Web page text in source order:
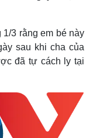
3 rằng em bé này
sau khi cha của
đã tự cách ly tại